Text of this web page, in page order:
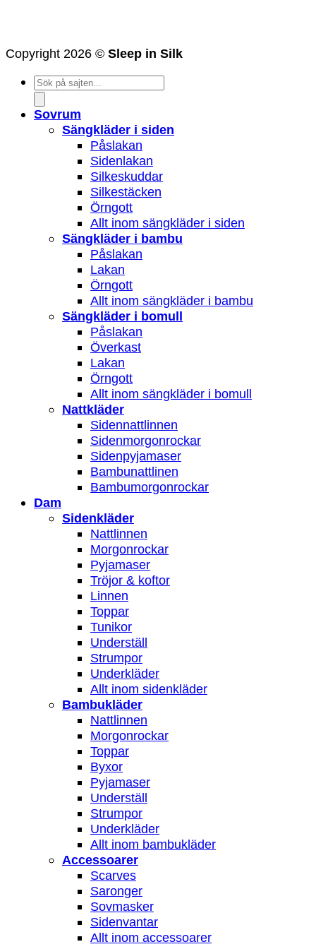
Copyright 2026 © Sleep in Silk
Products
search
Sovrum
Sängkläder i siden
Påslakan
Sidenlakan
Silkeskuddar
Silkestäcken
Örngott
Allt inom sängkläder i siden
Sängkläder i bambu
Påslakan
Lakan
Örngott
Allt inom sängkläder i bambu
Sängkläder i bomull
Påslakan
Överkast
Lakan
Örngott
Allt inom sängkläder i bomull
Nattkläder
Sidennattlinnen
Sidenmorgonrockar
Sidenpyjamaser
Bambunattlinen
Bambumorgonrockar
Dam
Sidenkläder
Nattlinnen
Morgonrockar
Pyjamaser
Tröjor & koftor
Linnen
Toppar
Tunikor
Underställ
Strumpor
Underkläder
Allt inom sidenkläder
Bambukläder
Nattlinnen
Morgonrockar
Toppar
Byxor
Pyjamaser
Underställ
Strumpor
Underkläder
Allt inom bambukläder
Accessoarer
Scarves
Saronger
Sovmasker
Sidenvantar
Allt inom accessoarer